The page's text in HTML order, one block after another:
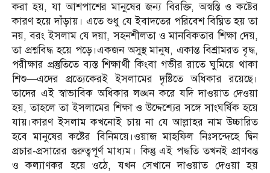
করা হয়, যা আশপাশের মানুষের জন্য বিরক্তি, অস্বস্তি ও কষ্টের
কারণ হয়ে দাঁড়ায়। এতে শুধু যে ইবাদতের পরিবেশ বিঘ্নিত হয় তা
নয়, বরং ইসলাম যে দয়া, সহনশীলতা ও মানবিকতার শিক্ষা দেয়,
তা প্রশ্নবিদ্ধ হয়ে পড়ে।একজন অসুস্থ মানুষ, একান্ত বিশ্রামরত বৃদ্ধ,
পরীক্ষার প্রস্তুতিতে ব্যস্ত শিক্ষার্থী কিংবা গভীর রাতে ঘুমিয়ে থাকা
শিশু—এদের প্রত্যেকেরই ইসলামের দৃষ্টিতে অধিকার রয়েছে।
তাদের এই স্বাভাবিক অধিকার লঙ্ঘন করে যদি দাওয়াত দেওয়া
হয়, তাহলে তা ইসলামের শিক্ষা ও উদ্দেশ্যের সঙ্গে সাংঘর্ষিক হয়ে
যায়।কারণ ইসলাম কখনোই চায় না যে আল্লাহর নাম উচ্চারিত
হবে মানুষের কষ্টের বিনিময়ে।ওয়াজ মাহফিল নিঃসন্দেহে দ্বিন
প্রচার-প্রসারের গুরুত্বপূর্ণ মাধ্যম। কিন্তু এই পদ্ধতি তখনই প্রাণবন্ত
ও কল্যাণকর হয়ে ওঠে, যখন সেখানে দাওয়াত দেওয়া হয়